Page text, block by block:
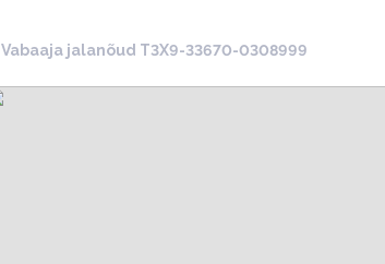
Vabaaja jalanõud T3X9-33670-0308999